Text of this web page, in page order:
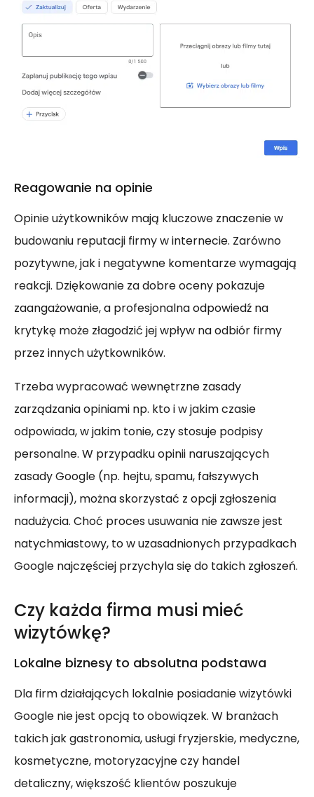
Reagowanie na opinie
Opinie użytkowników mają kluczowe znaczenie w
budowaniu reputacji firmy w internecie. Zarówno
pozytywne, jak i negatywne komentarze wymagają
reakcji. Dziękowanie za dobre oceny pokazuje
zaangażowanie, a profesjonalna odpowiedź na
krytykę może złagodzić jej wpływ na odbiór firmy
przez innych użytkowników.
Trzeba wypracować wewnętrzne zasady
zarządzania opiniami np. kto i w jakim czasie
odpowiada, w jakim tonie, czy stosuje podpisy
personalne. W przypadku opinii naruszających
zasady Google (np. hejtu, spamu, fałszywych
informacji), można skorzystać z opcji zgłoszenia
nadużycia. Choć proces usuwania nie zawsze jest
natychmiastowy, to w uzasadnionych przypadkach
Google najczęściej przychyla się do takich zgłoszeń.
Czy każda firma musi mieć
wizytówkę?
Lokalne biznesy to absolutna podstawa
Dla firm działających lokalnie posiadanie wizytówki
Google nie jest opcją to obowiązek. W branżach
takich jak gastronomia, usługi fryzjerskie, medyczne,
kosmetyczne, motoryzacyjne czy handel
detaliczny, większość klientów poszukuje